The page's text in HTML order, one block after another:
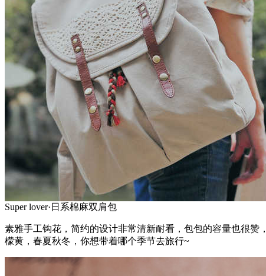
Super lover·日系棉麻双肩包
素雅手工钩花，简约的设计非常清新耐看，包包的容量也很
檬黄，春夏秋冬，你想带着哪个季节去旅行~